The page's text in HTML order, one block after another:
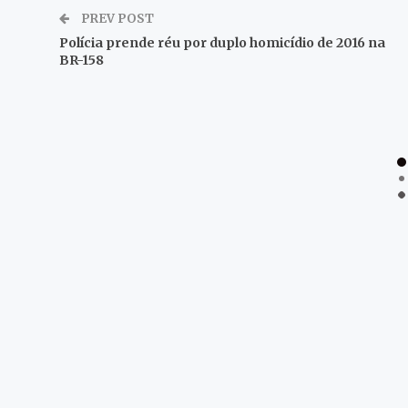
PREV POST
Polícia prende réu por duplo homicídio de 2016 na
BR-158